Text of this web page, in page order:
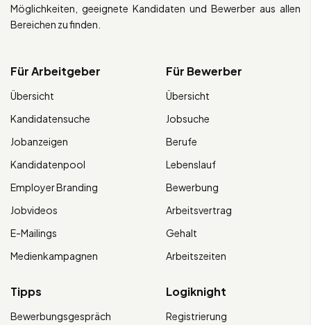
Möglichkeiten, geeignete Kandidaten und Bewerber aus allen
Bereichen zu finden.
Für Arbeitgeber
Übersicht
Kandidatensuche
Jobanzeigen
Kandidatenpool
Employer Branding
Jobvideos
E-Mailings
Medienkampagnen
Für Bewerber
Übersicht
Jobsuche
Berufe
Lebenslauf
Bewerbung
Arbeitsvertrag
Gehalt
Arbeitszeiten
Tipps
Bewerbungsgespräch
Logiknight
Registrierung